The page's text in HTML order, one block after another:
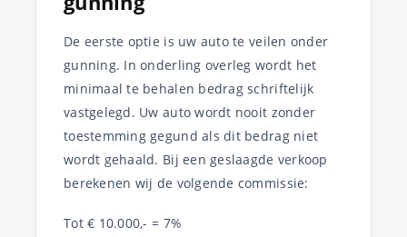
De eerste optie is uw auto te veilen onder
gunning. In onderling overleg wordt het
minimaal te behalen bedrag schriftelijk
vastgelegd. Uw auto wordt nooit zonder
toestemming gegund als dit bedrag niet
wordt gehaald. Bij een geslaagde verkoop
berekenen wij de volgende commissie:
Tot € 10.000,- = 7%